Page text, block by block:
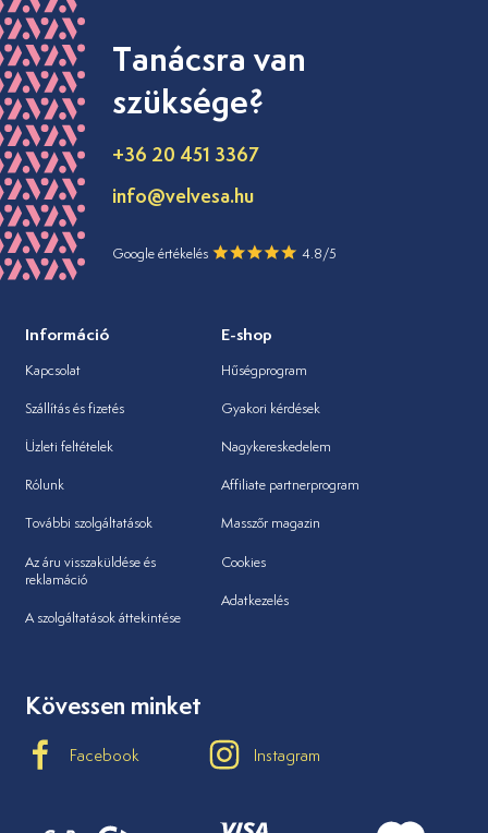
Tanácsra van
szüksége?
+36 20 451 3367
info@velvesa.hu
Google értékelés 4.8/5
Információ
Kapcsolat
Szállítás és fizetés
Üzleti feltételek
Rólunk
További szolgáltatások
Az áru visszaküldése és
reklamáció
A szolgáltatások áttekintése
E-shop
Hűségprogram
Gyakori kérdések
Nagykereskedelem
Affiliate partnerprogram
Masszőr magazin
Cookies
Adatkezelés
Kövessen minket
Facebook Instagram